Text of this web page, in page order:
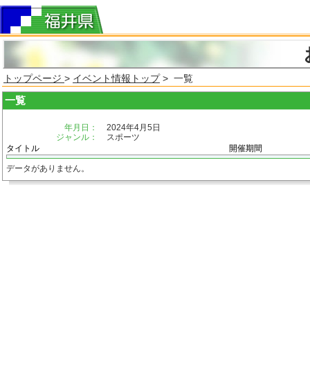
トップページ > イベント情報トップ> 一覧
一覧
年月日：
2024年4月5日
ジャンル：
スポーツ
タイトル
開催期間
データがありません。